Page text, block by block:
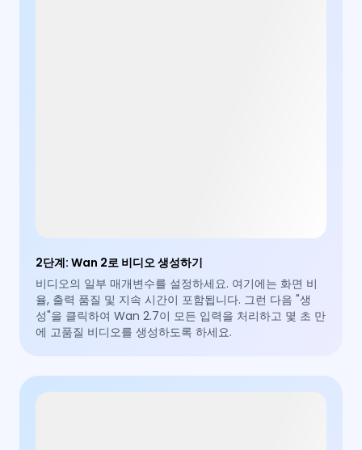
2단계:Wan 2로 비디오 생성하기
비디오의 일부 매개변수를 설정하세요. 여기에는 화면 비
율, 출력 품질 및 지속 시간이 포함됩니다. 그런 다음 "생
성"을 클릭하여 Wan 2.7이 모든 입력을 처리하고 몇 초 만
에 고품질 비디오를 생성하도록 하세요.